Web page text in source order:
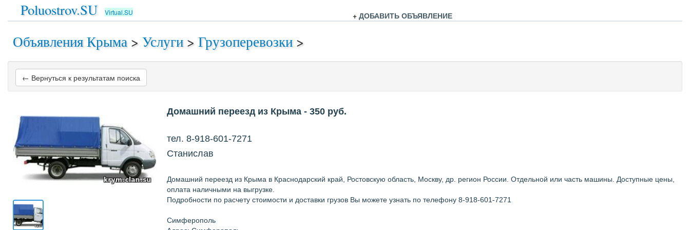
Poluostrov.SU Virtual.SU + ДОБАВИТЬ ОБЪЯВЛЕНИЕ
Объявления Крыма > Услуги > Грузоперевозки >
← Вернуться к результатам поиска
Домашний переезд из Крыма - 350 руб.
тел. 8-918-601-7271
Станислав
Домашний переезд из Крыма в Краснодарский край, Ростовскую область, Москву, др. регион России. Отдельной или часть машины. Доступные цены,
оплата наличными на выгрузке.
Подробности по расчету стоимости и доставки грузов Вы можете узнать по телефону 8-918-601-7271
Симферополь